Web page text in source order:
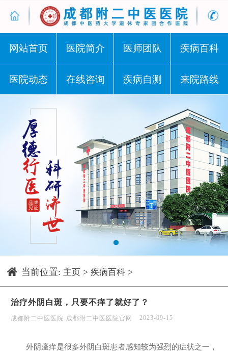
网站首页 医院简介 医师团队 疾病百科
医院动态 在线咨询 疾病自测 来院路线
1
当前位置: 主页 > 疾病百科 >
治疗外阴白斑，只要不痒了就好了？
成都附二中医医院-成都附二中医医院官网 2023-09-15
外阴瘙痒是很多外阴白斑患者感知较为强烈的症状之一，